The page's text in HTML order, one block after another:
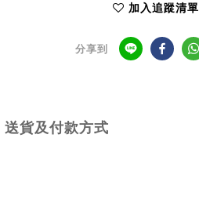
加入追蹤清單
分享到
送貨及付款方式